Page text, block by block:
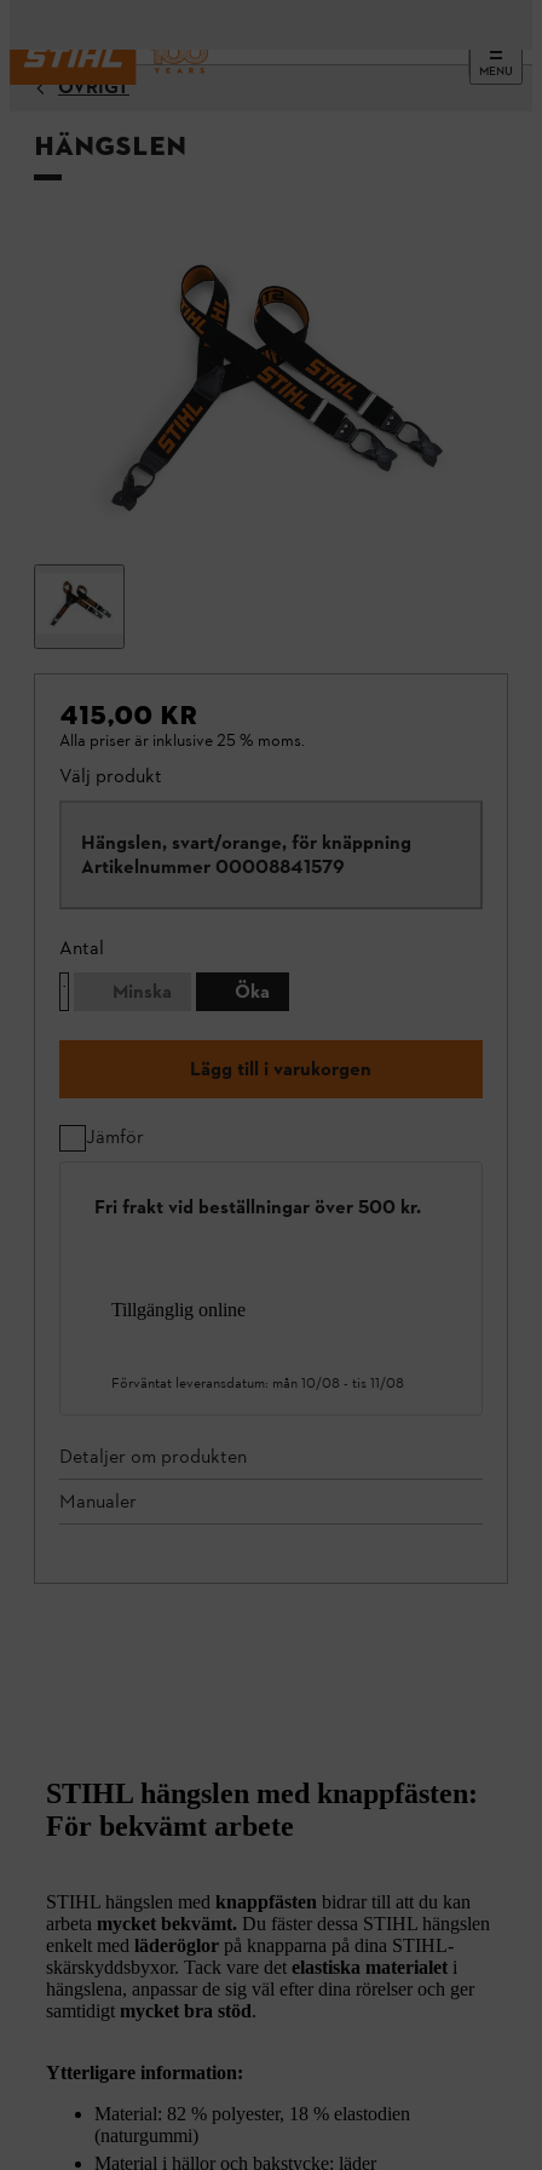
MENU
ÖVRIGT
Hängslen
415,00 KR
Alla priser är inklusive 25 % moms.
Välj produkt
Hängslen, svart/orange, för knäppning
Artikelnummer 00008841579
Antal
Minska
Öka
Lägg till i varukorgen
Jämför
Fri frakt vid beställningar över 500 kr.
Tillgänglig online
Förväntat leveransdatum: mån 10/08 - tis 11/08
Detaljer om produkten
Manualer
STIHL hängslen med knappfästen:
För bekvämt arbete
STIHL hängslen med knappfästen bidrar till att du kan
arbeta mycket bekvämt. Du fäster dessa STIHL hängslen
enkelt med läderöglor på knapparna på dina STIHL-
skärskyddsbyxor. Tack vare det elastiska materialet i
hängslena, anpassar de sig väl efter dina rörelser och ger
samtidigt mycket bra stöd.
Ytterligare information:
Material: 82 % polyester, 18 % elastodien
(naturgummi)
Material i hällor och bakstycke: läder